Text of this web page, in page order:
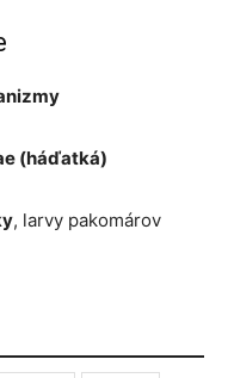
(háďatká)
, larvy pakomárov